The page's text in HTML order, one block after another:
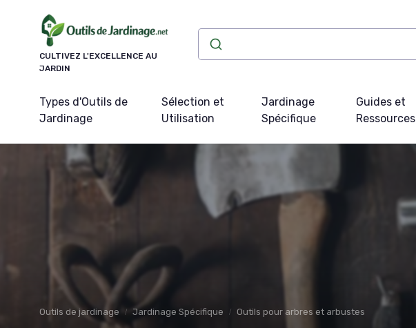
CULTIVEZ L'EXCELLENCE AU
JARDIN
Types d'Outils de
Jardinage
Sélection et
Utilisation
Jardinage
Spécifique
Guides et
Ressources
Outils de jardinage Jardinage Spécifique Outils pour arbres et arbustes